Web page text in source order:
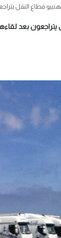
قطاع النقل
يتراجعون بعد